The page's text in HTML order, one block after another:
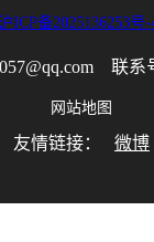
ICP备2025136253号-
联系
网站地图
友情链接： 微博